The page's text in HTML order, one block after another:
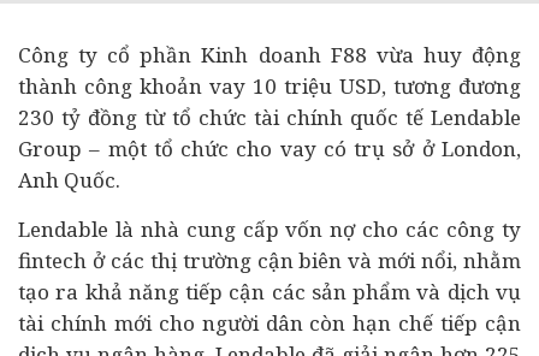
Công ty cổ phần Kinh doanh F88 vừa huy động
thành công khoản vay 10 triệu USD, tương đương
230 tỷ đồng từ tổ chức tài chính quốc tế Lendable
Group – một tổ chức cho vay có trụ sở ở London,
Anh Quốc.
Lendable là nhà cung cấp vốn nợ cho các công ty
fintech ở các thị trường cận biên và mới nổi, nhằm
tạo ra khả năng tiếp cận các sản phẩm và dịch vụ
tài chính mới cho người dân còn hạn chế tiếp cận